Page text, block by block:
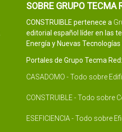
SOBRE GRUPO TECMA
CONSTRUIBLE pertenece a
editorial español líder en las
Energía y Nuevas
Portales de Grupo Tecma Red:
CASADOMO - Todo sobre
CONSTRUIBLE - Todo sobre
ESEFICIENCIA - Todo sobre